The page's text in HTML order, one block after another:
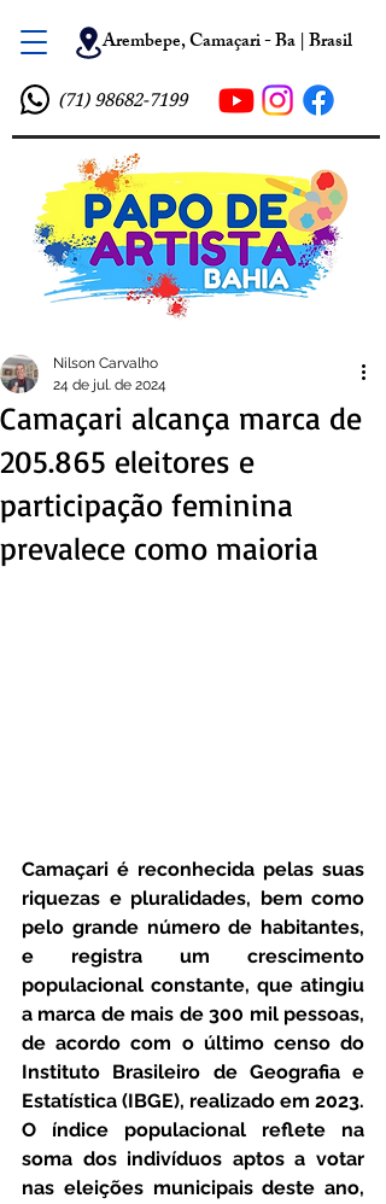
Arembepe, Camaçari - Ba | Brasil
(71) 98682-7199
Camaçari alcança marca de
205.865 eleitores e
participação feminina
prevalece como maioria
Nilson Carvalho
24 de jul. de 2024
Camaçari é reconhecida pelas suas
riquezas e pluralidades, bem como
pelo grande número de habitantes,
e registra um crescimento
populacional constante, que atingiu
a marca de mais de 300 mil pessoas,
de acordo com o último censo do
Instituto Brasileiro de Geografia e
Estatística (IBGE), realizado em 2023.
O índice populacional reflete na
soma dos indivíduos aptos a votar
nas eleições municipais deste ano,